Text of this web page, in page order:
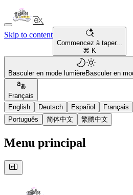
Skip to content
Commencez à taper...
⌘ K
Basculer en mode lumièreBasculer en
Français
English
Deutsch Español Français
Português
简体中文 繁體中文
Menu principal